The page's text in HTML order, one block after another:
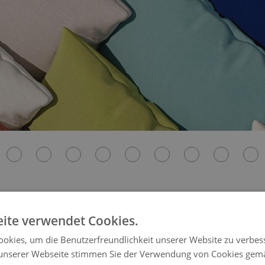
Auflagenbezüge
verwendet Cookies.
um die Benutzerfreundlichkeit unserer Website zu
Webseite stimmen Sie der Verwendung von Cookies